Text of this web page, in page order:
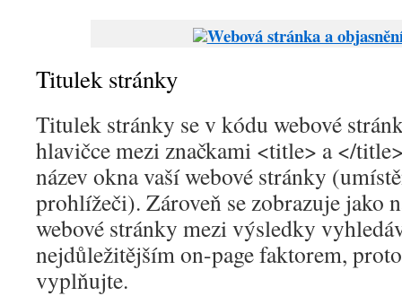
Titulek stránky
Titulek stránky se v kódu webové
hlavičce mezi značkami <title> a </
název okna vaší webové stránky
prohlížeči). Zároveň se zobrazuje jako
webové stránky mezi výsledky
nejdůležitějším on-page faktorem,
vyplňujte.